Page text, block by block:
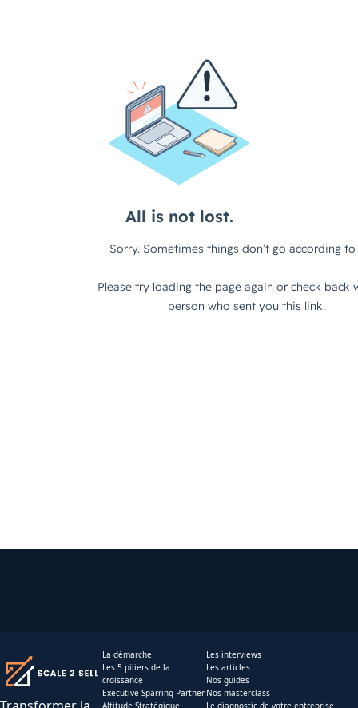
La démarche
Les 5 piliers de la
croissance
Executive Sparring Partner
Les interviews
Les articles
Nos guides
Nos masterclass